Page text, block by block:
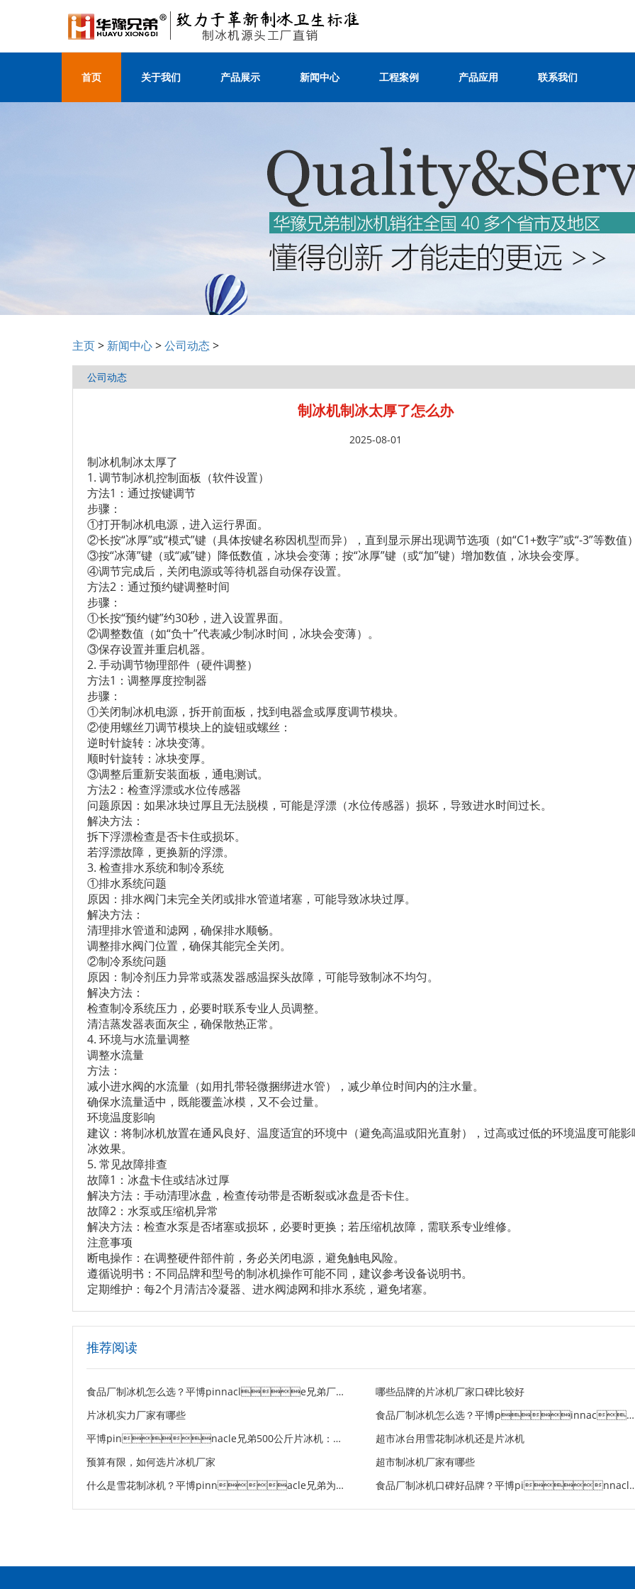
首页 关于我们 产品展示 新闻中心 工程案例 产品应用 联系我们
主页> 新闻中心>公司动态>
公司动态
制冰机制冰太厚了怎么办
2025-08-01
制冰机制冰太厚了
1. 调节制冰机控制面板（软件设置）
方法1：通过按键调节
步骤：
①打开制冰机电源，进入运行界面。
②长按“冰厚”或“模式”键（具体按键名称因机型而异），直到显示屏出现调节选项（如“C1+数字”或“-3”等数值
③按“冰薄”键（或“减”键）降低数值，冰块会变薄；按“冰厚”键（或“加”键）增加数值，冰块会变厚。
④调节完成后，关闭电源或等待机器自动保存设置。
方法2：通过预约键调整时间
步骤：
①长按“预约键”约30秒，进入设置界面。
②调整数值（如“负十”代表减少制冰时间，冰块会变薄）。
③保存设置并重启机器。
2. 手动调节物理部件（硬件调整）
方法1：调整厚度控制器
步骤：
①关闭制冰机电源，拆开前面板，找到电器盒或厚度调节模块。
②使用螺丝刀调节模块上的旋钮或螺丝：
逆时针旋转：冰块变薄。
顺时针旋转：冰块变厚。
③调整后重新安装面板，通电测试。
方法2：检查浮漂或水位传感器
问题原因：如果冰块过厚且无法脱模，可能是浮漂（水位传感器）损坏，导致进水时间过长。
解决方法：
拆下浮漂检查是否卡住或损坏。
若浮漂故障，更换新的浮漂。
3. 检查排水系统和制冷系统
①排水系统问题
原因：排水阀门未完全关闭或排水管道堵塞，可能导致冰块过厚。
解决方法：
清理排水管道和滤网，确保排水顺畅。
调整排水阀门位置，确保其能完全关闭。
②制冷系统问题
原因：制冷剂压力异常或蒸发器感温探头故障，可能导致制冰不均匀。
解决方法：
检查制冷系统压力，必要时联系专业人员调整。
清洁蒸发器表面灰尘，确保散热正常。
4. 环境与水流量调整
调整水流量
方法：
减小进水阀的水流量（如用扎带轻微捆绑进水管），减少单位时间内的注水量。
确保水流量适中，既能覆盖冰模，又不会过量。
环境温度影响
建议：将制冰机放置在通风良好、温度适宜的环境中（避免高温或阳光直射），过高或过低的环境温度可能影
冰效果。
5. 常见故障排查
故障1：冰盘卡住或结冰过厚
解决方法：手动清理冰盘，检查传动带是否断裂或冰盘是否卡住。
故障2：水泵或压缩机异常
解决方法：检查水泵是否堵塞或损坏，必要时更换；若压缩机故障，需联系专业维修。
注意事项
断电操作：在调整硬件部件前，务必关闭电源，避免触电风险。
遵循说明书：不同品牌和型号的制冰机操作可能不同，建议参考设备说明书。
定期维护：每2个月清洁冷凝器、进水阀滤网和排水系统，避免堵塞。
推荐阅读
食品厂制冰机怎么选？平博pinnacle兄弟厂家 20 年经验总
哪些品牌的片冰机厂家口碑比较好
片冰机实力厂家有哪些
食品厂制冰机怎么选？平博pinnacle兄弟精准破解用冰难
平博pinnacle兄弟500公斤片冰机：助力中山超市生鲜区
超市冰台用雪花制冰机还是片冰机
预算有限，如何选片冰机厂家
超市制冰机厂家有哪些
什么是雪花制冰机？平博pinnacle兄弟为您解答
食品厂制冰机口碑好品牌？平